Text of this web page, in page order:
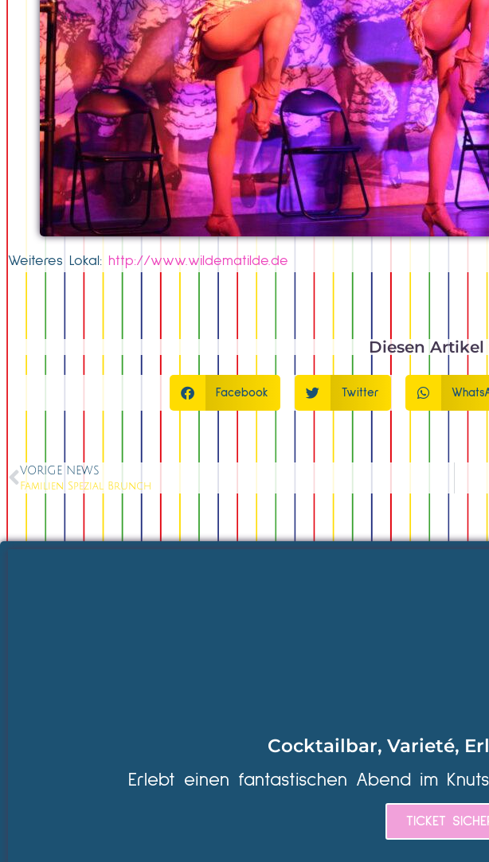
Weiteres Lokal: http://www.wildematilde.de
Diesen Artikel
Facebook Twitter
VORIGE NEWS
Familien Spezial Brunch
Cocktailbar, Varieté,
Erlebt einen fantastischen Abend im
TICKET